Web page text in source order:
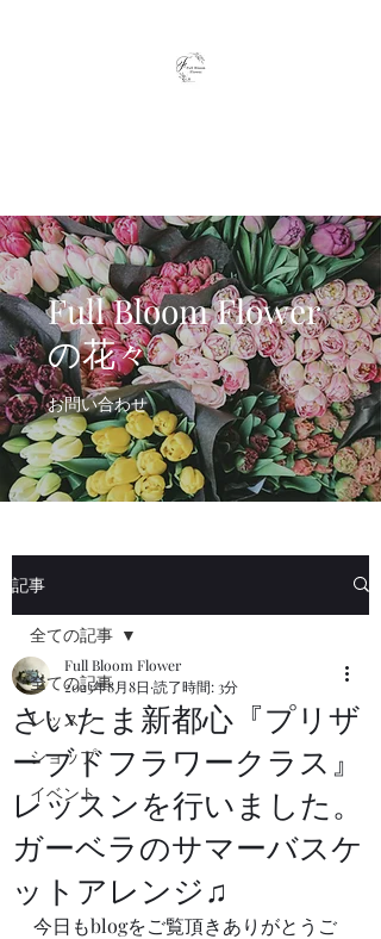
Full Bloom Flower
の花々
お問い合わせ
記事
全ての記事
レッスン
ショップ
イベント
全ての記事
さいたま新都心『プリザ
ーブドフラワークラス』
レッスンを行いました。
ガーベラのサマーバスケ
ットアレンジ♫
Full Bloom Flower
2023年8月8日 読了時間: 3分
今日もblogをご覧頂きありがとうご